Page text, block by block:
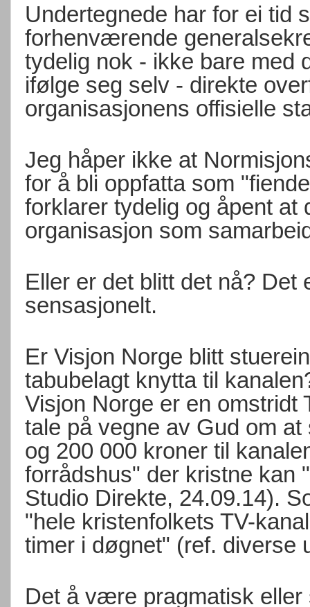
Undertegnede har for ei tid
forhenværende
tydelig nok - ikke bare med
ifølge seg selv - direkte
organisasjonens offisielle
Jeg håper ikke at
for å bli oppfatta som
forklarer tydelig og åpent at
organisasjon som
Eller er det blitt det nå? Det
sensasjonelt.
Er Visjon Norge blitt
tabubelagt knytta til
Visjon Norge er en omstridt
tale på vegne av Gud om
og 200 000 kroner til
forrådshus" der kristne kan
Studio Direkte, 24.09.14).
"hele kristenfolkets TV-
timer i døgnet" (ref. diverse
Det å være pragmatisk eller